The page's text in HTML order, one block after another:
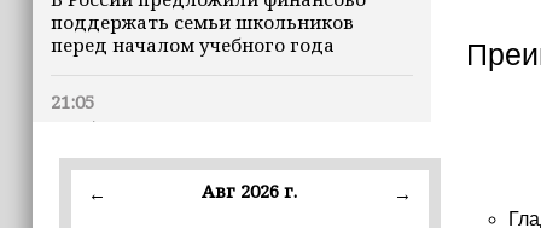
поддержать семьи школьников
перед началом учебного года
21:05
Глубина озера Галанчож составила 35
← Авг 2026 г.
→